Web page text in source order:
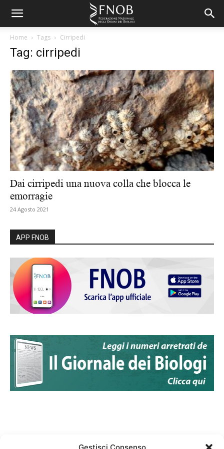
Home Tags Cirripedi
Tag: cirripedi
Dai cirripedi una nuova colla che blocca le
emorragie
24 Agosto 2021
APP FNOB